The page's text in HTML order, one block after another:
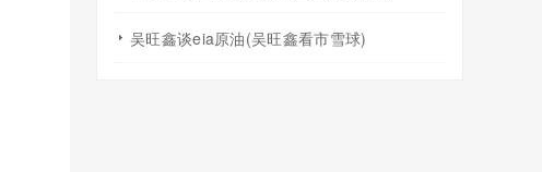
吴旺鑫谈eia原油(吴旺鑫看市雪球)